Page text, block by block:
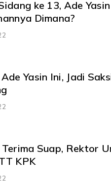
ke 13, Ade
Dimana?
Yasin Ini, Jadi
Suap, Rektor
KPK